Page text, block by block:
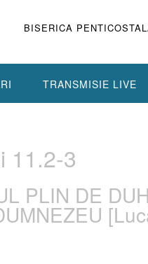
BISERICA
TRANSMISIE LIVE
11.2-3
PLIN DE